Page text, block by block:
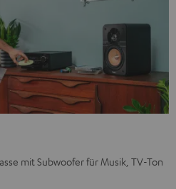
mit Subwoofer für Musik, TV-Ton